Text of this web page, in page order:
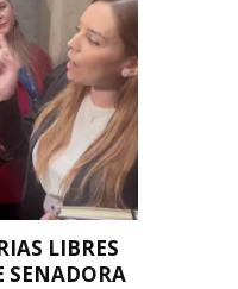
LIBRES
SENADORA